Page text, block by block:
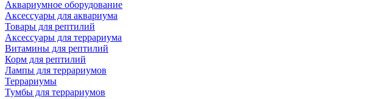
Аквариумное оборудование
Аксессуары для аквариума
Товары для рептилий
Аксессуары для террариума
Витамины для рептилий
Корм для рептилий
Лампы для террариумов
Террариумы
Тумбы для террариумов